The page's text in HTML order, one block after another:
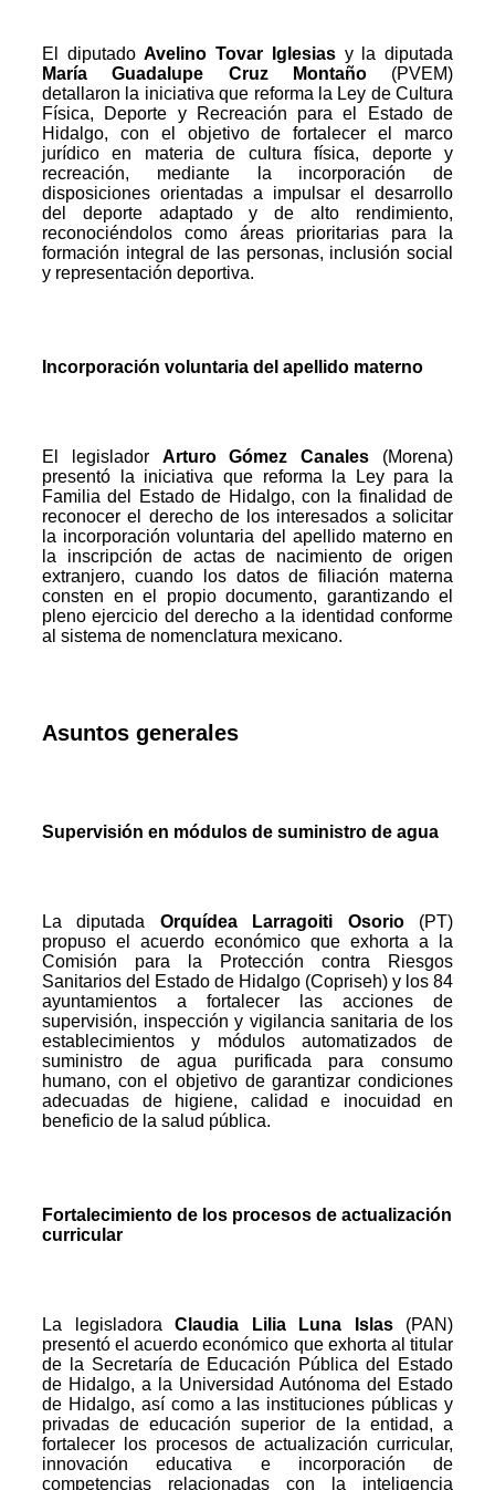
El diputadoAvelino Tovar Iglesiasy la diputada
María Guadalupe Cruz Montaño(PVEM)
detallaron la iniciativa que reforma la Ley de Cultura
Física, Deporte y Recreación para el Estado de
Hidalgo, con el objetivo de fortalecer el marco
jurídico en materia de cultura física, deporte y
recreación, mediante la incorporación de
disposiciones orientadas a impulsar el desarrollo
del deporte adaptado y de alto rendimiento,
reconociéndolos como áreas prioritarias para la
formación integral de las personas, inclusión social
y representación deportiva.
Incorporación voluntaria del apellido materno
El legislador Arturo Gómez Canales (Morena)
presentó la iniciativa que reforma la Ley para la
Familia del Estado de Hidalgo, con la finalidad de
reconocer el derecho de los interesados a solicitar
la incorporación voluntaria del apellido materno en
la inscripción de actas de nacimiento de origen
extranjero, cuando los datos de filiación materna
consten en el propio documento, garantizando el
pleno ejercicio del derecho a la identidad conforme
al sistema de nomenclatura mexicano.
Asuntos generales
Supervisión en módulos de suministro de agua
La diputada Orquídea Larragoiti Osorio(PT)
propuso el acuerdo económico que exhorta a la
Comisión para la Protección contra Riesgos
Sanitarios del Estado de Hidalgo (Copriseh) y los 84
ayuntamientos a fortalecer las acciones de
supervisión, inspección y vigilancia sanitaria de los
establecimientos y módulos automatizados de
suministro de agua purificada para consumo
humano, con el objetivo de garantizar condiciones
adecuadas de higiene, calidad e inocuidad en
beneficio de la salud pública.
Fortalecimiento de los procesos de actualización
curricular
La legisladora Claudia Lilia Luna Islas(PAN)
presentó el acuerdo económico que exhorta al titular
de la Secretaría de Educación Pública del Estado
de Hidalgo, a la Universidad Autónoma del Estado
de Hidalgo, así como a las instituciones públicas y
privadas de educación superior de la entidad, a
fortalecer los procesos de actualización curricular,
innovación educativa e incorporación de
competencias relacionadas con la inteligencia